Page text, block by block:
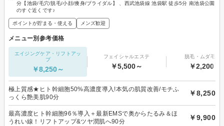
分【池袋/毛穴/脱毛/小顔/痩身/ブライダル】 、西武池袋線 池袋駅 徒歩5分 南池袋公園
のすぐ近くです♪
ポイントが貯まる・使える メンズ歓迎
メニュー別参考価格
エイジングケア・リフトアッ
プ
￥8,250～
フェイシャルエステ
￥5,500～
脱毛・ムダ毛処
￥2,200～
極上質感★ヒト幹細胞50%高濃度導入!本気の肌質改善/モチふ
っくら艶美肌90分
￥8,250
最高濃度ヒト幹細胞96％導入＋最新EMSで奥からたるみ＆ほ
うれい線！リフトアップ&ツヤ潤肌へ90分
￥9,900